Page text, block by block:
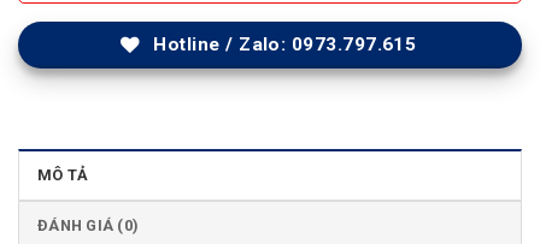
Hotline / Zalo: 0973.797.615
MÔ TẢ
ĐÁNH GIÁ (0)